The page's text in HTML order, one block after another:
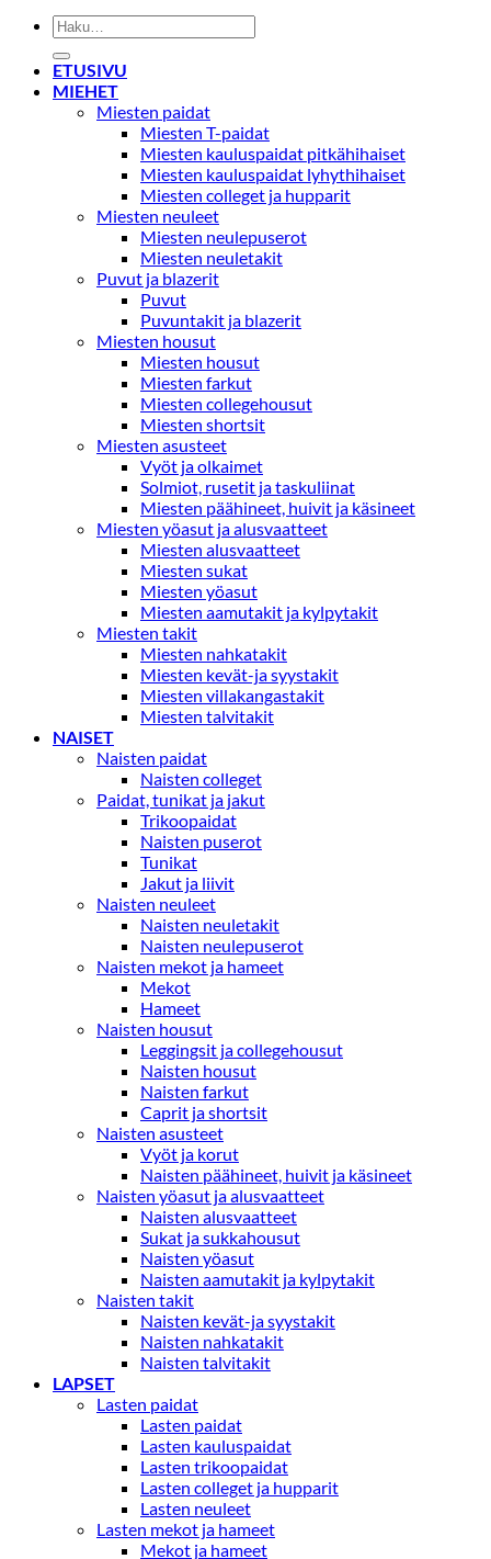
Etsi:
ETUSIVU
MIEHET
Miesten paidat
Miesten T-paidat
Miesten kauluspaidat pitkähihaiset
Miesten kauluspaidat lyhythihaiset
Miesten colleget ja hupparit
Miesten neuleet
Miesten neulepuserot
Miesten neuletakit
Puvut ja blazerit
Puvut
Puvuntakit ja blazerit
Miesten housut
Miesten housut
Miesten farkut
Miesten collegehousut
Miesten shortsit
Miesten asusteet
Vyöt ja olkaimet
Solmiot, rusetit ja taskuliinat
Miesten päähineet, huivit ja käsineet
Miesten yöasut ja alusvaatteet
Miesten alusvaatteet
Miesten sukat
Miesten yöasut
Miesten aamutakit ja kylpytakit
Miesten takit
Miesten nahkatakit
Miesten kevät-ja syystakit
Miesten villakangastakit
Miesten talvitakit
NAISET
Naisten paidat
Naisten colleget
Paidat, tunikat ja jakut
Trikoopaidat
Naisten puserot
Tunikat
Jakut ja liivit
Naisten neuleet
Naisten neuletakit
Naisten neulepuserot
Naisten mekot ja hameet
Mekot
Hameet
Naisten housut
Leggingsit ja collegehousut
Naisten housut
Naisten farkut
Caprit ja shortsit
Naisten asusteet
Vyöt ja korut
Naisten päähineet, huivit ja käsineet
Naisten yöasut ja alusvaatteet
Naisten alusvaatteet
Sukat ja sukkahousut
Naisten yöasut
Naisten aamutakit ja kylpytakit
Naisten takit
Naisten kevät-ja syystakit
Naisten nahkatakit
Naisten talvitakit
LAPSET
Lasten paidat
Lasten paidat
Lasten kauluspaidat
Lasten trikoopaidat
Lasten colleget ja hupparit
Lasten neuleet
Lasten mekot ja hameet
Mekot ja hameet